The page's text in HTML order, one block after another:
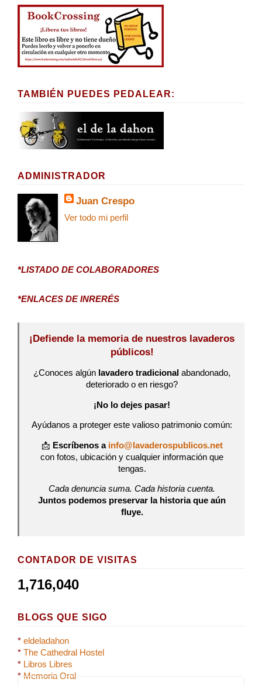
TAMBIÉN PUEDES PEDALEAR:
ADMINISTRADOR
Juan Crespo
Ver todo mi perfil
*LISTADO DE COLABORADORES
*ENLACES DE INRERÉS
¡Defiende la memoria de nuestros lavaderos
públicos!
¿Conoces algún lavadero tradicional abandonado,
deteriorado o en riesgo?
¡No lo dejes pasar!
Ayúdanos a proteger este valioso patrimonio común:
📩 Escríbenos a info@lavaderospublicos.net
con fotos, ubicación y cualquier información que
tengas.
Cada denuncia suma. Cada historia cuenta.
Juntos podemos preservar la historia que aún
fluye.
CONTADOR DE VISITAS
1,716,040
BLOGS QUE SIGO
* eldeladahon
* The Cathedral Hostel
* Libros Libres
* Memoria Oral